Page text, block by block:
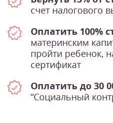
счет налогового
Оплатить 100%
материнским
пройти ребенок,
сертификат
Оплатить до 30
“Социальный